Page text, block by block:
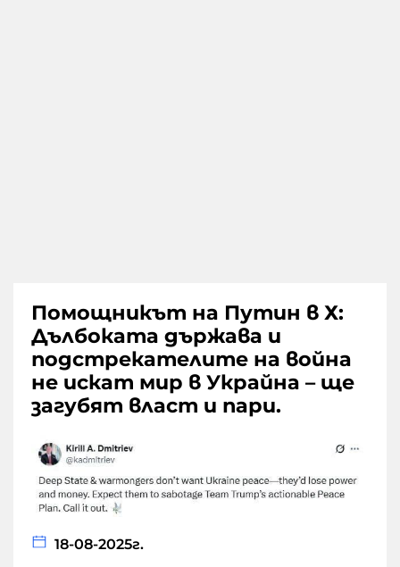
Помощникът на Путин в Х:
Дълбоката държава и
подстрекателите на война
не искат мир в Украйна – ще
загубят власт и пари.
18-08-2025г.